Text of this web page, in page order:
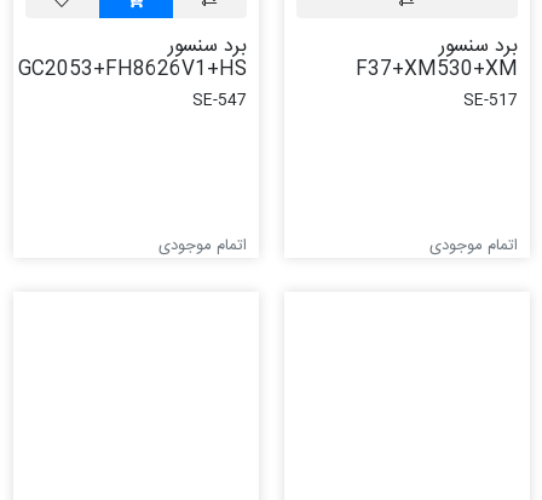
برد سنسور
F37+XM530+XM
SE-517
اتمام موجودی
برد سنسور
GC2053+FH8626V1+HS
SE-547
اتمام موجودی